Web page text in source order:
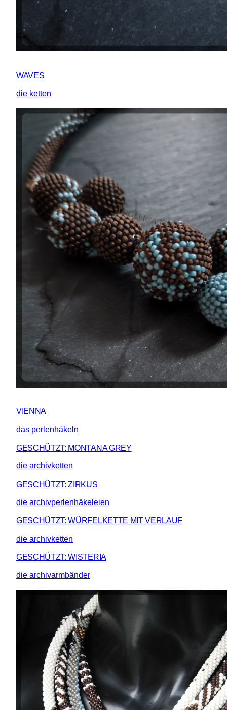
WAVES
die ketten
VIENNA
das perlenhäkeln
GESCHÜTZT: MONTANA GREY
die archivketten
GESCHÜTZT: ZIRKUS
die archivperlenhäkeleien
GESCHÜTZT: WÜRFELKETTE MIT VERLAUF
die archivketten
GESCHÜTZT: WISTERIA
die archivarmbänder